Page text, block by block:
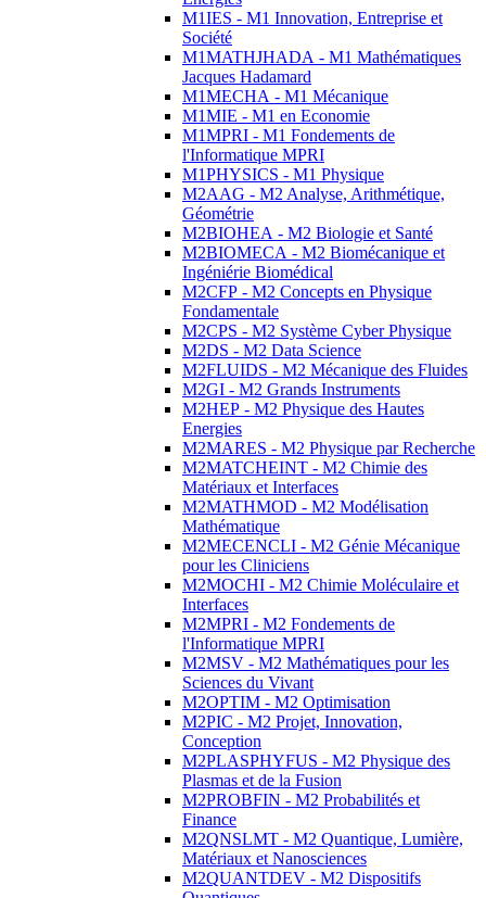
M1IES - M1 Innovation, Entreprise et
Société
M1MATHJHADA - M1 Mathématiques
Jacques Hadamard
M1MECHA - M1 Mécanique
M1MIE - M1 en Economie
M1MPRI - M1 Fondements de
l'Informatique MPRI
M1PHYSICS - M1 Physique
M2AAG - M2 Analyse, Arithmétique,
Géométrie
M2BIOHEA - M2 Biologie et Santé
M2BIOMECA - M2 Biomécanique et
Ingéniérie Biomédical
M2CFP - M2 Concepts en Physique
Fondamentale
M2CPS - M2 Système Cyber Physique
M2DS - M2 Data Science
M2FLUIDS - M2 Mécanique des Fluides
M2GI - M2 Grands Instruments
M2HEP - M2 Physique des Hautes
Energies
M2MARES - M2 Physique par Recherche
M2MATCHEINT - M2 Chimie des
Matériaux et Interfaces
M2MATHMOD - M2 Modélisation
Mathématique
M2MECENCLI - M2 Génie Mécanique
pour les Cliniciens
M2MOCHI - M2 Chimie Moléculaire et
Interfaces
M2MPRI - M2 Fondements de
l'Informatique MPRI
M2MSV - M2 Mathématiques pour les
Sciences du Vivant
M2OPTIM - M2 Optimisation
M2PIC - M2 Projet, Innovation,
Conception
M2PLASPHYFUS - M2 Physique des
Plasmas et de la Fusion
M2PROBFIN - M2 Probabilités et
Finance
M2QNSLMT - M2 Quantique, Lumière,
Matériaux et Nanosciences
M2QUANTDEV - M2 Dispositifs